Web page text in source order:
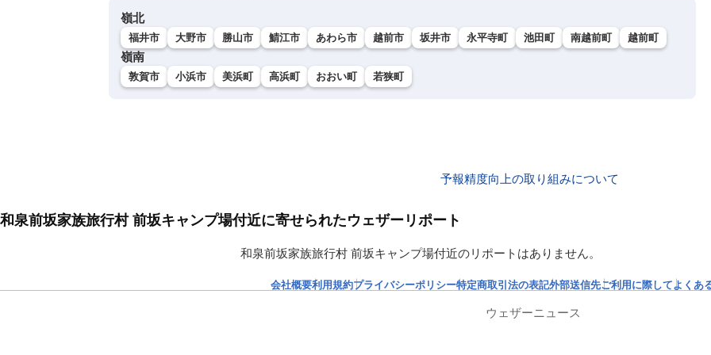
嶺北
福井市 大野市 勝山市 鯖江市 あわら市 越前市 坂井市 永平寺町 池田町 南越前町 越前町
嶺南
敦賀市 小浜市 美浜町 高浜町 おおい町 若狭町
予報精度向上の取り組みについて
和泉前坂家族旅行村 前坂キャンプ場付近に寄せられたウェザーリポート
和泉前坂家族旅行村 前坂キャンプ場付近のリポートはありません。
会社概要利用規約プライバシーポリシー特定商取引法の表記外部送信先ご利用に際してよくあ
ウェザーニュース